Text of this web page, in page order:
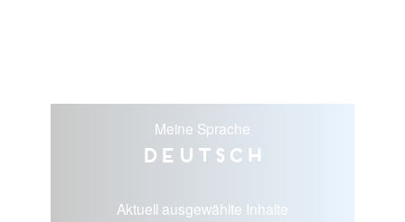
Meine Sprache
Deutsch
Aktuell ausgewählte Inhalte